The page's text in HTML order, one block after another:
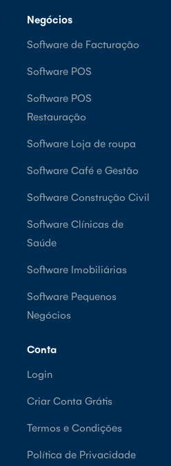
Negócios
Software de Facturação
Software POS
Software POS
Restauração
Software Loja de roupa
Software Café e Gestão
Software Construção Civil
Software Clínicas de
Saúde
Software Imobiliárias
Software Pequenos
Negócios
Conta
Login
Criar Conta Grátis
Termos e Condições
Política de Privacidade